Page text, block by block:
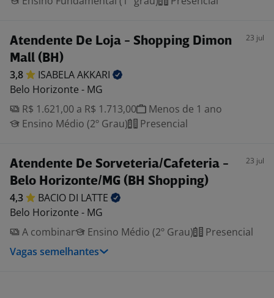
Atendente De Loja - Shopping Dimon
Mall (BH)
23 jul
3,8 ISABELAAKKARI
Belo Horizonte - MG
R$ 1.621,00 a R$ 1.713,00
Menos de 1 ano
Ensino Médio (2º Grau)
Presencial
Atendente De Sorveteria/Cafeteria -
Belo Horizonte/MG (BH Shopping)
23 jul
4,3 BACIO DI LATTE
Belo Horizonte - MG
A combinar
Ensino Médio (2º Grau)
Presencial
Vagas semelhantes